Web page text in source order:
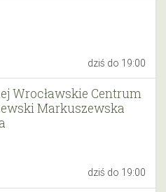
dziś do 19:00
Wrocławskie Centrum
Markuszewska
dziś do 19:00